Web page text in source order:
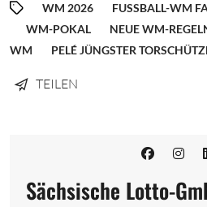
WM 2026 FUSSBALL-WM
WM-POKAL
NEUE WM-
WM
PELÉ JÜNGSTER
TEILEN
Sächsische Lotto-